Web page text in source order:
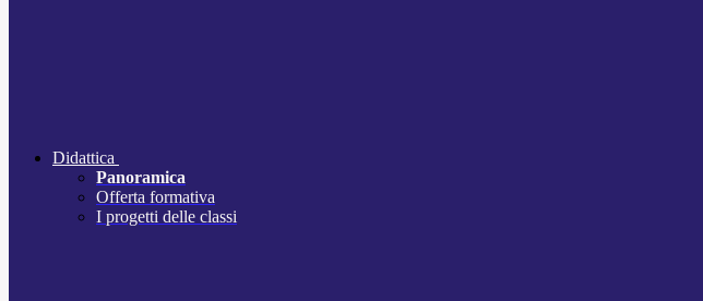
Didattica
Panoramica
Offerta formativa
I progetti delle classi